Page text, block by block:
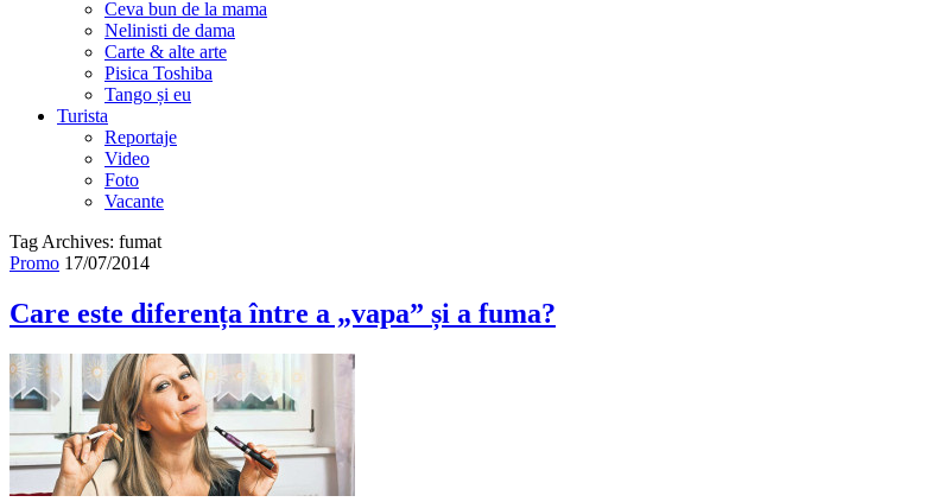
Ceva bun de la mama
Nelinisti de dama
Carte & alte arte
Pisica Toshiba
Tango și eu
Turista
Reportaje
Video
Foto
Vacante
Tag Archives: fumat
Promo 17/07/2014
Care este diferența între a „vapa” și a fuma?